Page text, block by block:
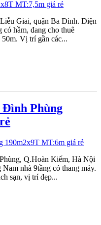
Giai, quận Ba Đình. Diện
có hầm, đang cho thuê
Vị trí gần các...
Đình Phùng
Q.Hoàn Kiếm, Hà Nội
nhà 9tầng có thang máy.
sạn, vị trí đẹp...